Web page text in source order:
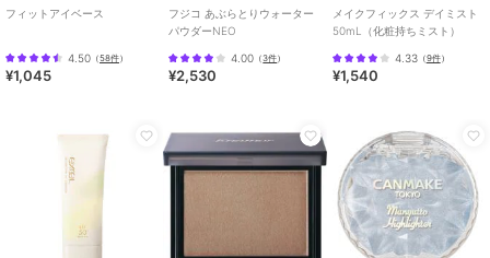
フィットアイベース
4.50 （58件）
¥1,045
フジコ あぶらとりウォーター
パウダーNEO
4.00 （3件）
¥2,530
メイクフィックス デイミスト
50mL（化粧持ちミスト）
4.33（9件）
¥1,540